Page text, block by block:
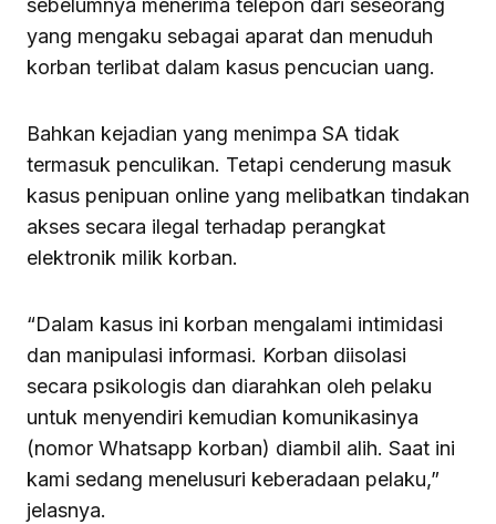
sebelumnya menerima telepon dari seseorang
yang mengaku sebagai aparat dan menuduh
korban terlibat dalam kasus pencucian uang.
Bahkan kejadian yang menimpa SA tidak
termasuk penculikan. Tetapi cenderung masuk
kasus penipuan online yang melibatkan tindakan
akses secara ilegal terhadap perangkat
elektronik milik korban.
“Dalam kasus ini korban mengalami intimidasi
dan manipulasi informasi. Korban diisolasi
secara psikologis dan diarahkan oleh pelaku
untuk menyendiri kemudian komunikasinya
(nomor Whatsapp korban) diambil alih. Saat ini
kami sedang menelusuri keberadaan pelaku,”
jelasnya.